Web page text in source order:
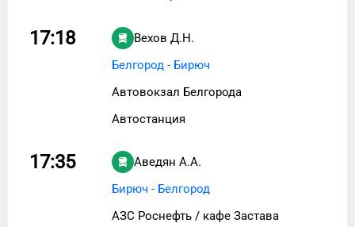
17:18
Вехов Д.Н.
Белгород - Бирюч
Автовокзал Белгорода
Автостанция
17:35
Аведян А.А.
Бирюч - Белгород
АЗС Роснефть / кафе Застава